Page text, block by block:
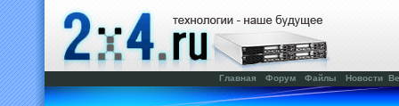
Главная Форум Файлы Новости